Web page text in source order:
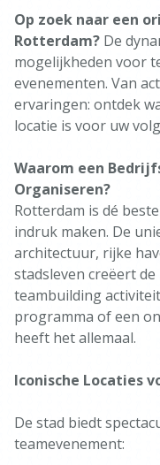
Op zoek naar een
Rotterdam? De
mogelijkheden voor
evenementen. Van
ervaringen: ontdek
locatie is voor uw
Waarom een
Organiseren?
Rotterdam is dé
indruk maken. De
architectuur, rijke
stadsleven creëert
teambuilding
programma of een
heeft het allemaal.
Iconische Locaties
De stad biedt
teamevenement: